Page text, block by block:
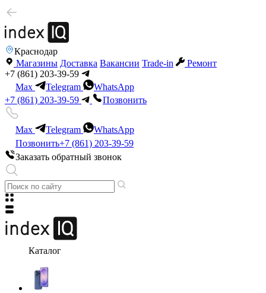
Краснодар
Магазины Доставка Вакансии Trade-in
Ремонт
+7 (861) 203-39-59
Max
Telegram
WhatsApp
+7 (861) 203-39-59
Позвонить
Max Telegram
WhatsApp
Позвонить+7 (861) 203-39-59
Заказать обратный звонок
Каталог